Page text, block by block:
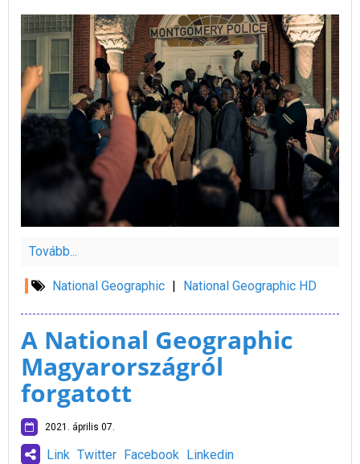
Tovább...
National Geographic National Geographic HD
A National Geographic
Magyarországról
forgatott
2021. április 07.
Link Twitter Facebook Linkedin